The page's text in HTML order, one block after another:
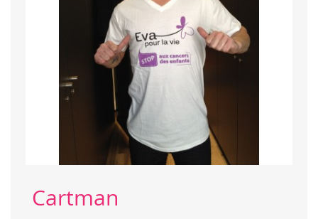
Cartman